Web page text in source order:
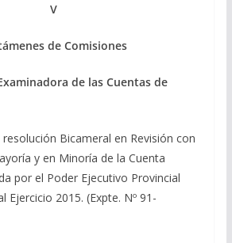
V
de Comisiones
de las Cuentas de
Bicameral en Revisión con
y en Minoría de la Cuenta
por el Poder Ejecutivo Provincial
Ejercicio 2015. (Expte. Nº 91-